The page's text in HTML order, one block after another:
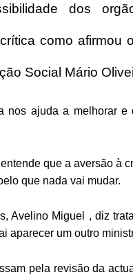
dos
como afirmou
Social Mário
nos ajuda a melhorar e
que a aversão à
que nada vai mudar.
Avelino Miguel , diz
aparecer um outro
pela revisão da